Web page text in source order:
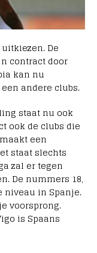
De
contract door
kan nu
andere clubs.
staat nu ook
ook de clubs die
een
staat slechts
zal er tegen
De nummers 18,
niveau in Spanje.
voorsprong.
is Spaans